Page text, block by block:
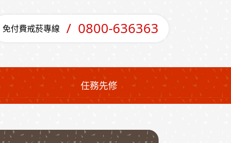
免付費戒菸專線 0800-636363
任務先修